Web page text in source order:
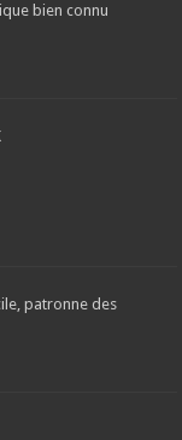
bien connu
patronne des